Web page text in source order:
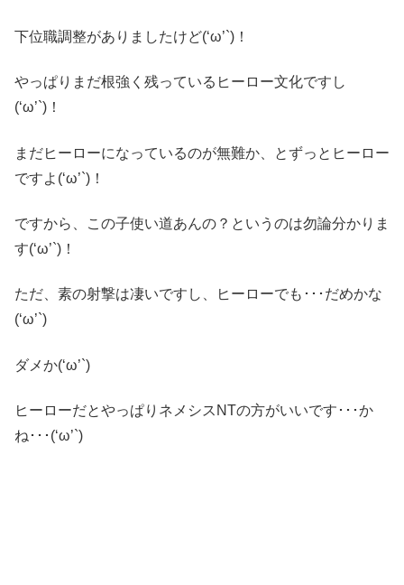
下位職調整がありましたけど(‘ω’`)！
やっぱりまだ根強く残っているヒーロー文化ですし
(‘ω’`)！
まだヒーローになっているのが無難か、とずっとヒーロー
ですよ(‘ω’`)！
ですから、この子使い道あんの？というのは勿論分かりま
す(‘ω’`)！
ただ、素の射撃は凄いですし、ヒーローでも･･･だめかな
(‘ω’`)
ダメか(‘ω’`)
ヒーローだとやっぱりネメシスNTの方がいいです･･･か
ね･･･(‘ω’`)